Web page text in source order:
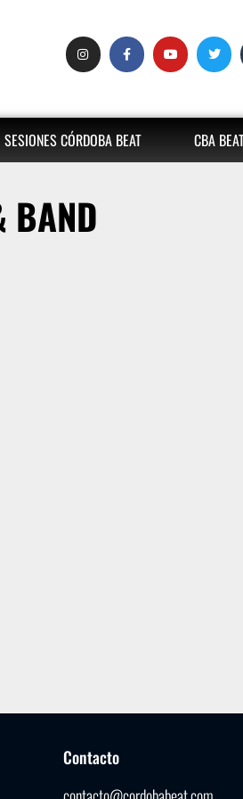
SESIONES CÓRDOBA BEAT CBA
BAND
Contacto